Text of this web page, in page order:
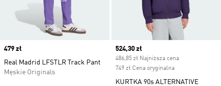
Price
479 zł
Real Madrid LFSTLR Track Pant
Męskie Originals
Current price
524,30 zł
486,85 zł Najniższa cena
749 zł Cena oryginalna
KURTKA 90s ALTERNATIVE